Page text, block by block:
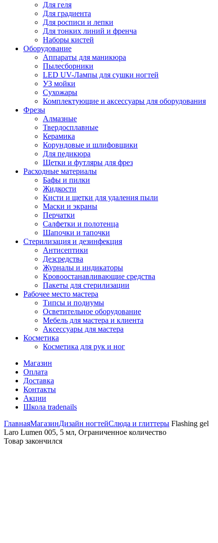
Для геля
Для градиента
Для росписи и лепки
Для тонких линий и френча
Наборы кистей
Оборудование
Аппараты для маникюра
Пылесборники
LED UV-Лампы для сушки ногтей
УЗ мойки
Сухожары
Комплектующие и аксессуары для оборудования
Фрезы
Алмазные
Твердосплавные
Керамика
Корундовые и шлифовщики
Для педикюра
Щетки и футляры для фрез
Расходные материалы
Бафы и пилки
Жидкости
Кисти и щетки для удаления пыли
Маски и экраны
Перчатки
Салфетки и полотенца
Шапочки и тапочки
Стерилизация и дезинфекция
Антисептики
Дезсредства
Журналы и индикаторы
Кровоостанавливающие средства
Пакеты для стерилизации
Рабочее место мастера
Типсы и подиумы
Осветительное оборудование
Мебель для мастера и клиента
Аксессуары для мастера
Косметика
Косметика для рук и ног
Магазин
Оплата
Доставка
Контакты
Акции
Школа tradenails
ГлавнаяМагазинДизайн ногтейСлюда и глиттеры Flashing gel
Laro Lumen 005, 5 мл, Ограниченное количество
Товар закончился